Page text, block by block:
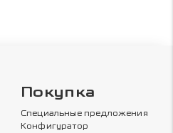
Покупка
Специальные предложения
Конфигуратор